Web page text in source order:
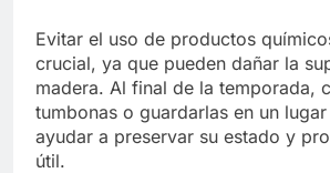
Evitar el uso de productos
crucial, ya que pueden dañar la
madera. Al final de la temporada,
tumbonas o guardarlas en un
ayudar a preservar su estado y
útil.